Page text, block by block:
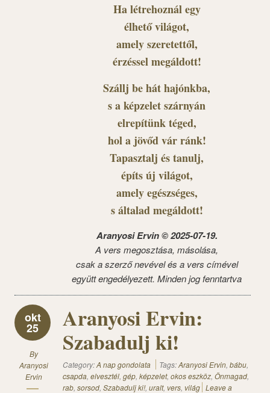
Ha létrehoznál egy
élhető világot,
amely szeretettől,
érzéssel megáldott!
Szállj be hát hajónkba,
s a képzelet szárnyán
elrepítünk téged,
hol a jövőd vár ránk!
Tapasztalj és tanulj,
építs új világot,
amely egészséges,
s általad megáldott!
Aranyosi Ervin © 2025-07-19.
A vers megosztása, másolása,
csak a szerző nevével és a vers címével
együtt engedélyezett. Minden jog fenntartva
okt
25
By
Aranyosi
Ervin
Aranyosi Ervin:
Szabadulj ki!
Category:A nap gondolata Tags:Aranyosi Ervin, bábu,
csapda, elvesztél, gép, képzelet, okos eszköz, Önmagad,
rab, sorsod, Szabadulj ki!, uralt, vers, világ Leave a